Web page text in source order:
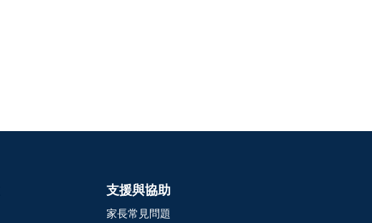
支援與協助
家長常見問題